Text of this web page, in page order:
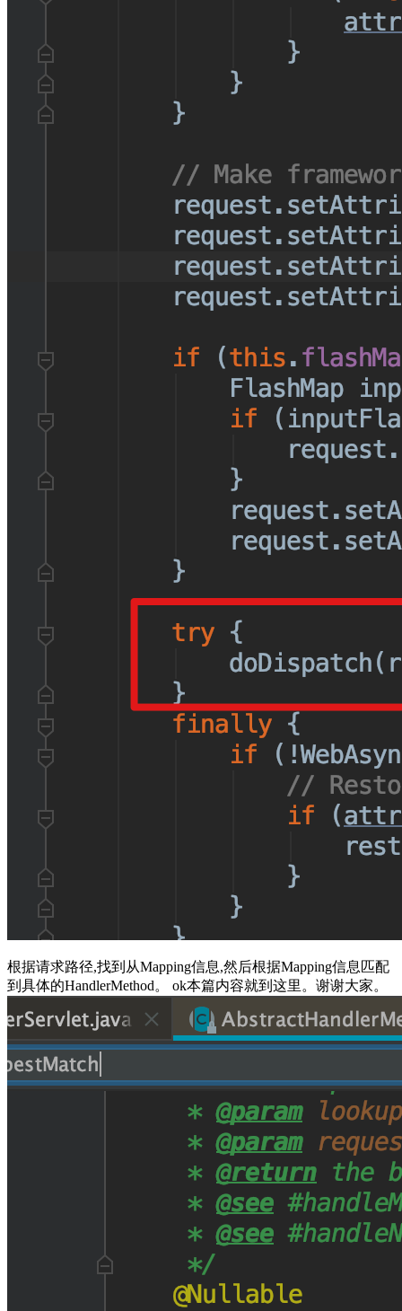
根据请求路径,找到从Mapping信息,然后根据Mapping信息匹配
到具体的HandlerMethod。 ok本篇内容就到这里。谢谢大家。